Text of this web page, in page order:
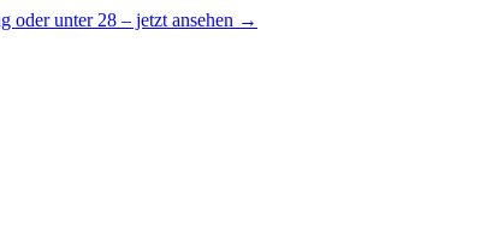
oder unter 28 – jetzt ansehen →